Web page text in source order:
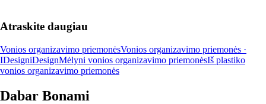
Atraskite daugiau
Vonios organizavimo priemonėsVonios organizavimo priemonės ·
IDesigniDesignMėlyni vonios organizavimo priemonėsIš plastiko
vonios organizavimo priemonės
Dabar Bonami